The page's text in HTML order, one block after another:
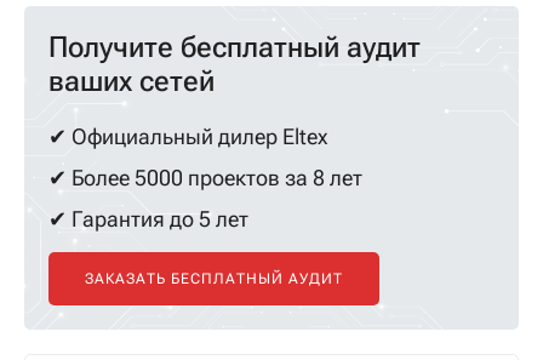
Получите бесплатный аудит
ваших сетей
✔ Официальный дилер Eltex
✔ Более 5000 проектов за 8 лет
✔ Гарантия до 5 лет
ЗАКАЗАТЬ БЕСПЛАТНЫЙ АУДИТ